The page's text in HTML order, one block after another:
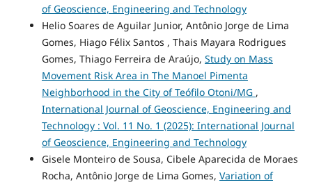
of Geoscience, Engineering and Technology
Helio Soares de Aguilar Junior, Antônio Jorge de Lima
Gomes, Hiago Félix Santos , Thais Mayara Rodrigues
Gomes, Thiago Ferreira de Araújo, Study on Mass
Movement Risk Area in The Manoel Pimenta
Neighborhood in the City of Teófilo Otoni/MG ,
International Journal of Geoscience, Engineering and
Technology : Vol. 11 No. 1 (2025): International Journal
of Geoscience, Engineering and Technology
Gisele Monteiro de Sousa, Cibele Aparecida de Moraes
Rocha, Antônio Jorge de Lima Gomes, Variation of